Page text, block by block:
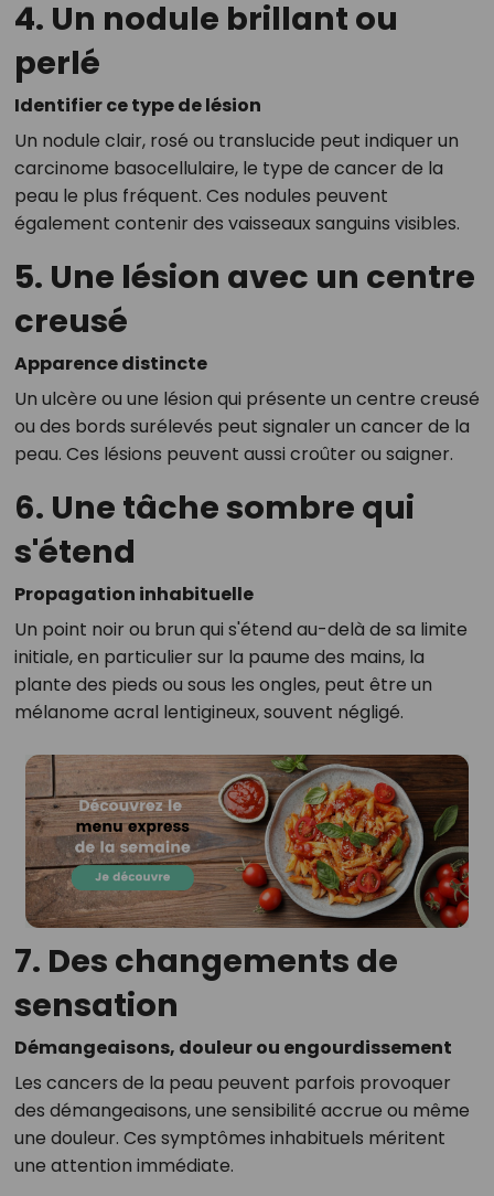
4. Un nodule brillant ou
perlé
Identifier ce type de lésion
Un nodule clair, rosé ou translucide peut indiquer un
carcinome basocellulaire, le type de cancer de la
peau le plus fréquent. Ces nodules peuvent
également contenir des vaisseaux sanguins visibles.
5. Une lésion avec un centre
creusé
Apparence distincte
Un ulcère ou une lésion qui présente un centre creusé
ou des bords surélevés peut signaler un cancer de la
peau. Ces lésions peuvent aussi croûter ou saigner.
6. Une tâche sombre qui
s'étend
Propagation inhabituelle
Un point noir ou brun qui s'étend au-delà de sa limite
initiale, en particulier sur la paume des mains, la
plante des pieds ou sous les ongles, peut être un
mélanome acral lentigineux, souvent négligé.
7. Des changements de
sensation
Démangeaisons, douleur ou engourdissement
Les cancers de la peau peuvent parfois provoquer
des démangeaisons, une sensibilité accrue ou même
une douleur. Ces symptômes inhabituels méritent
une attention immédiate.